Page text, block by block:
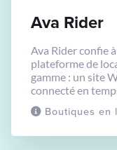
Boutiques en
Ava Rider
Ava Rider confie
plateforme de
gamme : un site
connecté en